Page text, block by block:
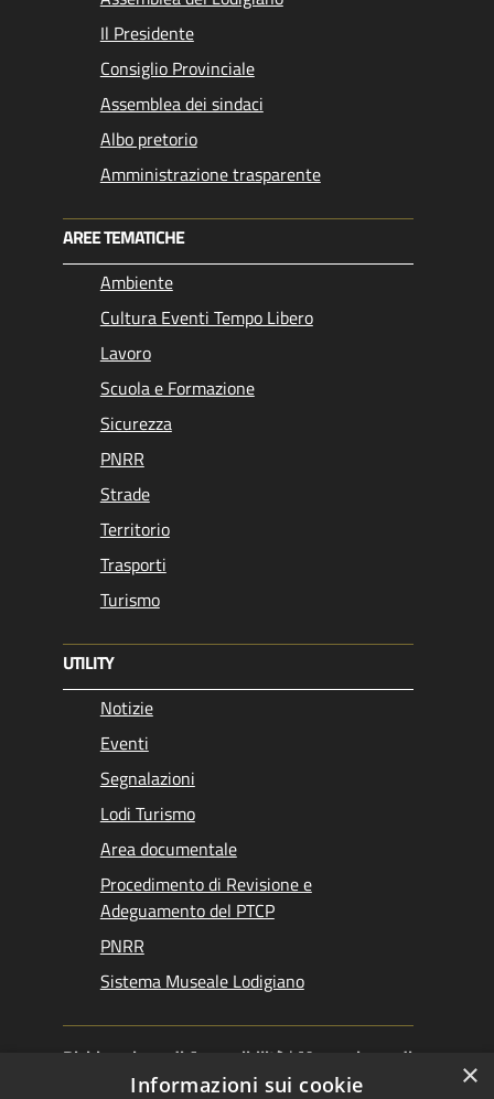
Il Presidente
Consiglio Provinciale
Assemblea dei sindaci
Albo pretorio
Amministrazione trasparente
AREE TEMATICHE
Ambiente
Cultura Eventi Tempo Libero
Lavoro
Scuola e Formazione
Sicurezza
PNRR
Strade
Territorio
Trasporti
Turismo
UTILITY
Notizie
Eventi
Segnalazioni
Lodi Turismo
Area documentale
Procedimento di Revisione e
Adeguamento del PTCP
PNRR
Sistema Museale Lodigiano
Dichiarazione di Accessibilità | Meccanismo di
Feedback|Obiettivi accessibilità ×
Informazioni sui cookie